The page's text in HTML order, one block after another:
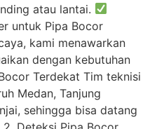
atau lantai.
untuk Pipa Bocor
kami menawarkan
dengan kebutuhan
Terdekat Tim teknisi
Medan, Tanjung
sehingga bisa datang